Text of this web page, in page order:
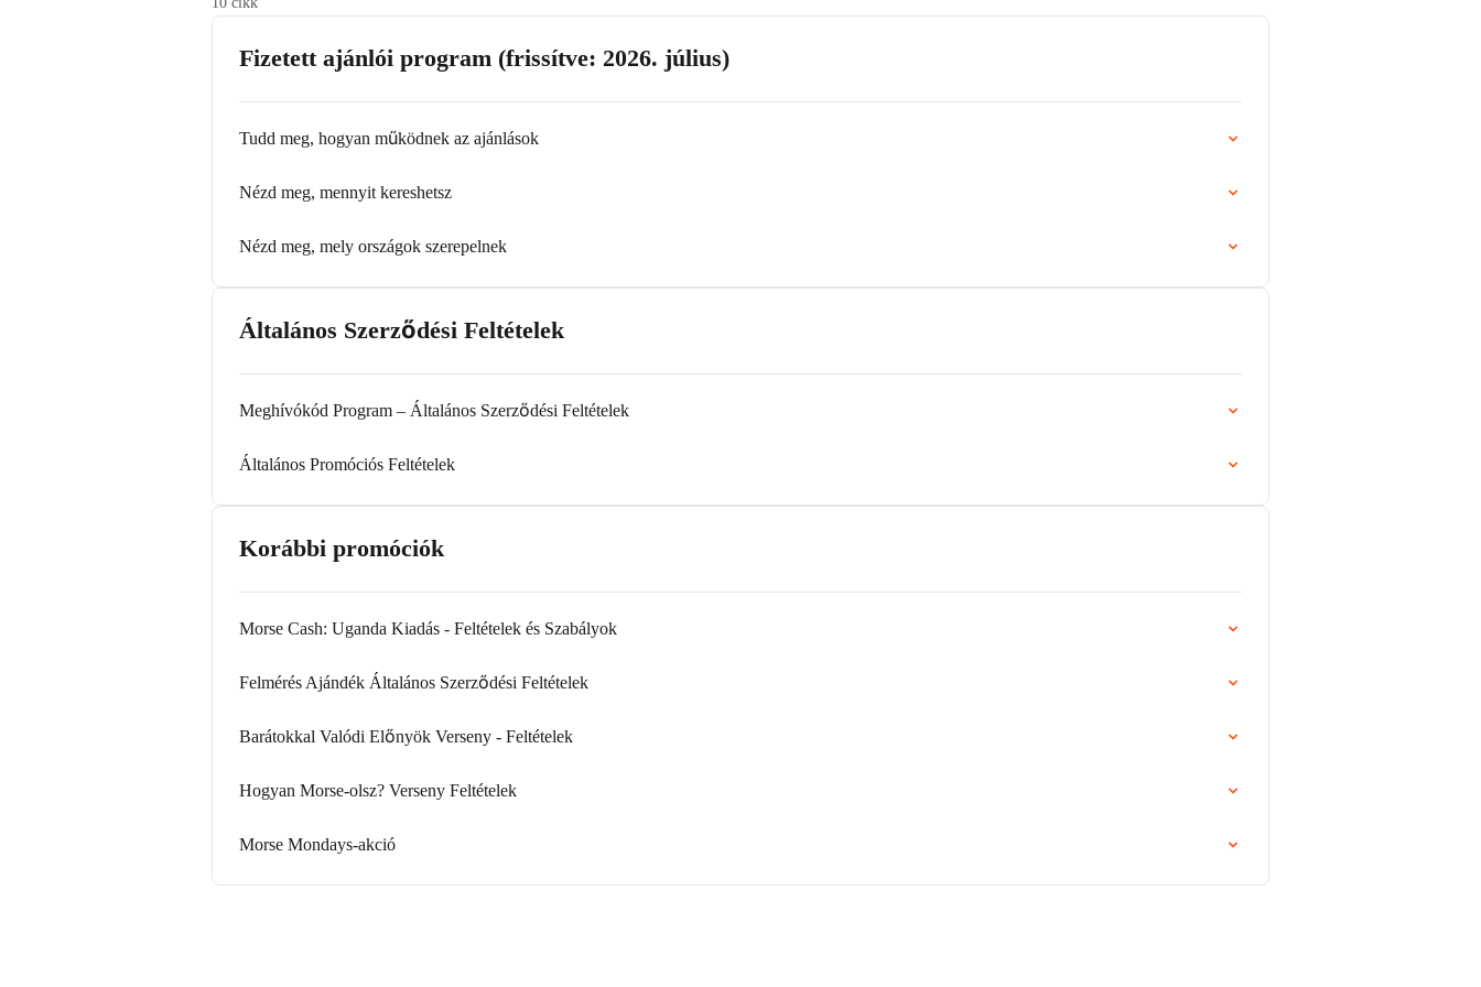
Fizetett ajánlói program (frissítve: 2026. július)
Tudd meg, hogyan működnek az ajánlások
Nézd meg, mennyit kereshetsz
Nézd meg, mely országok szerepelnek
Általános Szerződési Feltételek
Meghívókód Program – Általános Szerződési Feltételek
Általános Promóciós Feltételek
Korábbi promóciók
Morse Cash: Uganda Kiadás - Feltételek és Szabályok
Felmérés Ajándék Általános Szerződési Feltételek
Barátokkal Valódi Előnyök Verseny - Feltételek
Hogyan Morse-olsz? Verseny Feltételek
Morse Mondays-akció